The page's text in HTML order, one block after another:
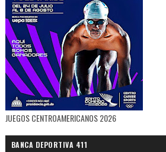
JUEGOS CENTROAMERICANOS 2026
BANCA DEPORTIVA 411